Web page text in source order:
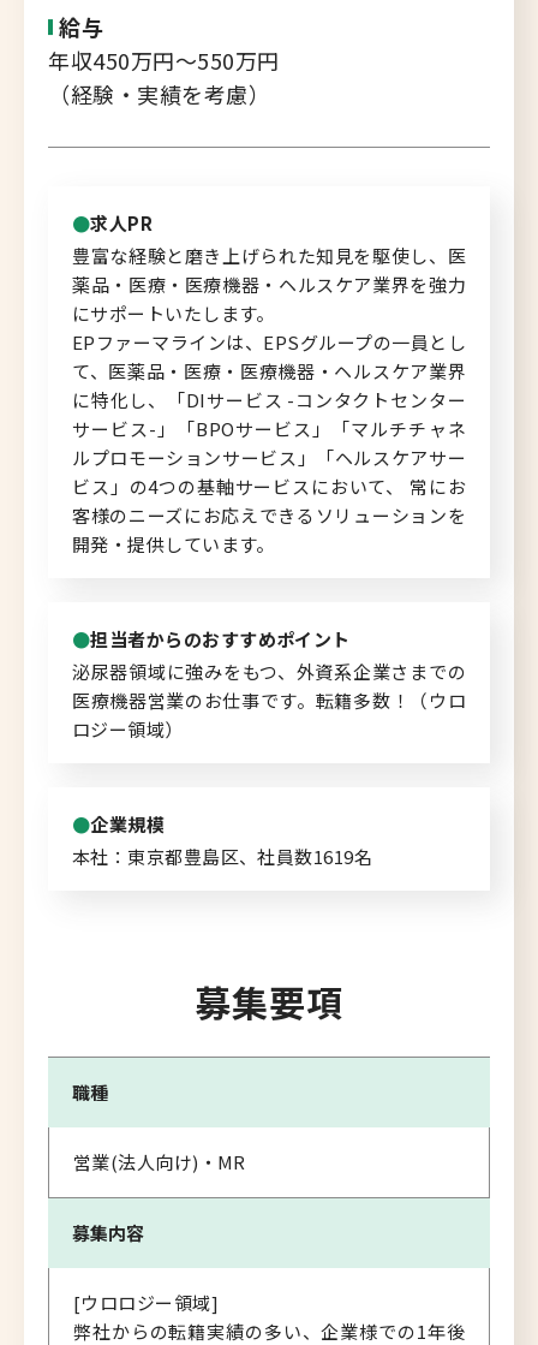
キャリアバンク
コンサルタント紹介
北海道へのU・Iターン向け
転職情報
キャリアマップ
転職の体験談
転職と年収のハナシ
転職コラム
運営会社について
給与
年収450万円～550万円
（経験・実績を考慮）
求人PR
豊富な経験と磨き上げられた知見を駆使し、医
薬品・医療・医療機器・ヘルスケア業界を強力
にサポートいたします。
EPファーマラインは、EPSグループの一員とし
て、医薬品・医療・医療機器・ヘルスケア業界
に特化し、「DIサービス -コンタクトセンター
サービス-」「BPOサービス」「マルチチャネ
ルプロモーションサービス」「ヘルスケアサー
ビス」の4つの基軸サービスにおいて、 常にお
客様のニーズにお応えできるソリューションを
開発・提供しています。
担当者からのおすすめポイント
泌尿器領域に強みをもつ、外資系企業さまでの
医療機器営業のお仕事です。転籍多数！（ウロ
ロジー領域）
企業規模
本社：東京都豊島区、社員数1619名
募集要項
職種
営業(法人向け)・MR
募集内容
[ウロロジー領域]
弊社からの転籍実績の多い、企業様での1年後